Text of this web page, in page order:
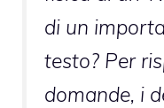
di un
testo? Per
domande, i